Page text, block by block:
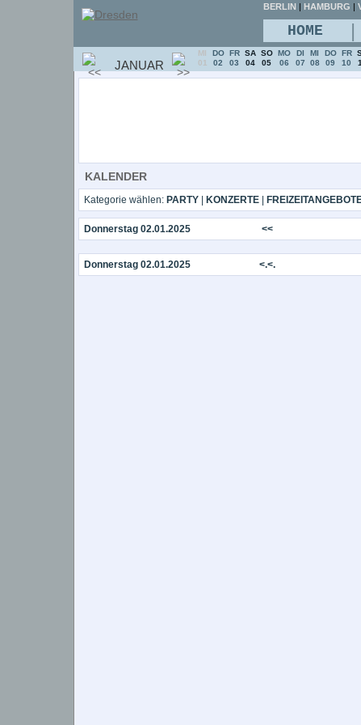
KALENDER
Kategorie wählen: PARTY| KONZERTE|
Donnerstag 02.01.2025 <<
Donnerstag 02.01.2025 <.<.
BERLIN | HAMBURG |
HOME |
JANUAR
MI
01
DO
02
FR
03
SA
04
SO
05
MO
06
DI
07
MI
08
DO
09
FR
10